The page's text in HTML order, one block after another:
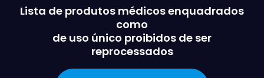
Lista de produtos médicos enquadrados
como
de uso único proibidos de ser
reprocessados